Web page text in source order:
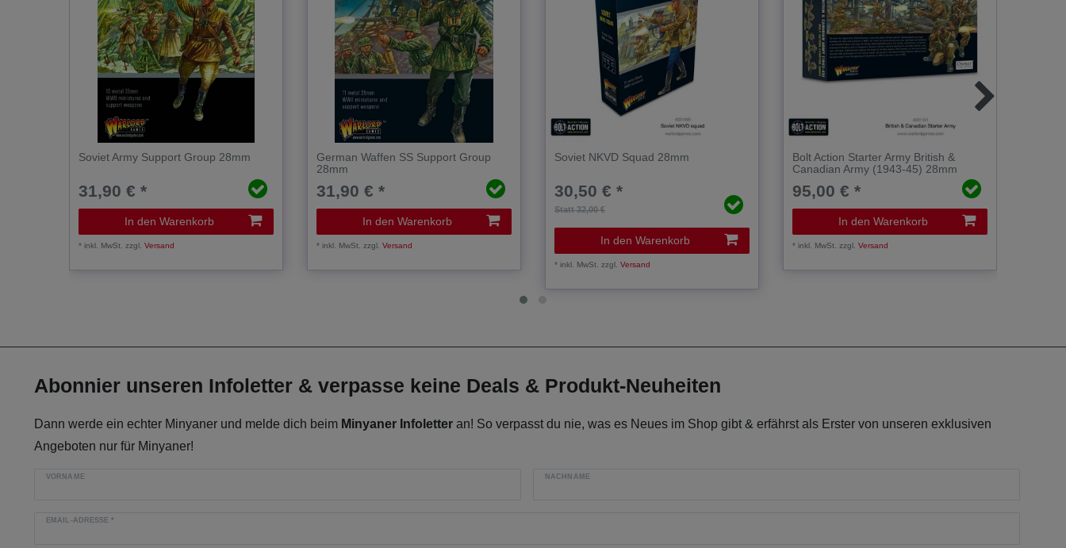
Soviet Army Support Group 28mm
31,90 € *
In den Warenkorb
*inkl. MwSt. zzgl.Versand
German Waffen SS Support Group
28mm
31,90 € *
In den Warenkorb
*inkl. MwSt. zzgl.Versand
Soviet NKVD Squad 28mm
Statt 32,00 €
30,50 € *
In den Warenkorb
*inkl. MwSt. zzgl.Versand
Bolt Action Starter Army British &
Canadian Army (1943-45) 28mm
95,00 € *
In den Warenkorb
*inkl. MwSt. zzgl.Versand
Abonnier unseren Infoletter & verpasse keine Deals & Produkt-Neuheiten
Dann werde ein echter Minyaner und melde dich beim Minyaner Infoletter an! So verpasst du nie, was es Neues im Shop gibt & erfährst als Erster von unseren exklusiven
Angeboten nur für Minyaner!
VORNAME NACHNAME
EMAIL-ADRESSE*